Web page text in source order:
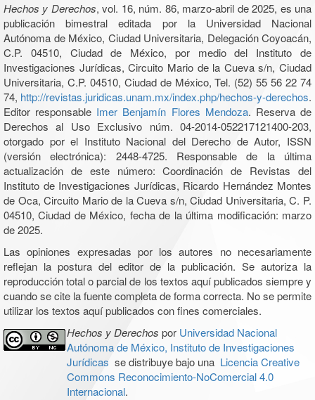
Hechos y Derechos, vol. 16, núm. 86, marzo-abril de 2025, es una
publicación bimestral editada por la Universidad Nacional
Autónoma de México, Ciudad Universitaria, Delegación Coyoacán,
C.P. 04510, Ciudad de México, por medio del Instituto de
Investigaciones Jurídicas, Circuito Mario de la Cueva s/n, Ciudad
Universitaria, C.P. 04510, Ciudad de México, Tel. (52) 55 56 22 74
74, http://revistas.juridicas.unam.mx/index.php/hechos-y-derechos.
Editor responsable Imer Benjamín Flores Mendoza. Reserva de
Derechos al Uso Exclusivo núm. 04-2014-052217121400-203,
otorgado por el Instituto Nacional del Derecho de Autor, ISSN
(versión electrónica): 2448-4725. Responsable de la última
actualización de este número: Coordinación de Revistas del
Instituto de Investigaciones Jurídicas, Ricardo Hernández Montes
de Oca, Circuito Mario de la Cueva s/n, Ciudad Universitaria, C. P.
04510, Ciudad de México, fecha de la última modificación: marzo
de 2025.
Las opiniones expresadas por los autores no necesariamente
reflejan la postura del editor de la publicación. Se autoriza la
reproducción total o parcial de los textos aquí publicados siempre y
cuando se cite la fuente completa de forma correcta. No se permite
utilizar los textos aquí publicados con fines comerciales.
Hechos y Derechos por Universidad Nacional
Autónoma de México, Instituto de Investigaciones
Jurídicas se distribuye bajo una Licencia Creative
Commons Reconocimiento-NoComercial 4.0
Internacional.